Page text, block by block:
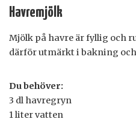
Havremjölk
Mjölk på havre är fyllig och
därför utmärkt i bakning
Du behöver:
3 dl havregryn
1 liter vatten